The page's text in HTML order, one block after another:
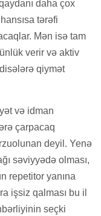
daha çox
tərəfi
Mən isə tam
verir və aktiv
qiymət
və idman
çarpacaq
deyil. Yenə
səviyyədə olması,
repetitor yanına
işsiz qalması bu il
seçki